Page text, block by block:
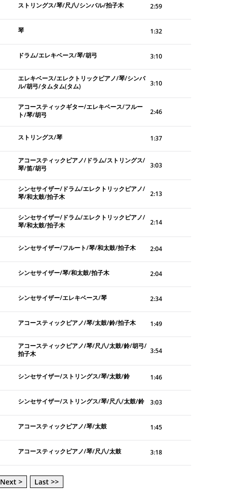
ストリングス/琴/尺八/シンバル/拍子木 2:59
琴 1:32
ドラム/エレキベース/琴/胡弓 3:10
エレキベース/エレクトリックピアノ/琴/シンバ
ル/胡弓/タムタム(タム)
3:10
アコースティックギター/エレキベース/フルー
ト/琴/胡弓
2:46
ストリングス/琴 1:37
アコースティックピアノ/ドラム/ストリングス/
琴/笛/胡弓
3:03
シンセサイザー/ドラム/エレクトリックピアノ/
琴/和太鼓/拍子木
2:13
シンセサイザー/ドラム/エレクトリックピアノ/
琴/和太鼓/拍子木
2:14
シンセサイザー/フルート/琴/和太鼓/拍子木 2:04
シンセサイザー/琴/和太鼓/拍子木 2:04
シンセサイザー/エレキベース/琴 2:34
アコースティックピアノ/琴/太鼓/鈴/拍子木 1:49
アコースティックピアノ/琴/尺八/太鼓/鈴/胡弓/
拍子木
3:54
シンセサイザー/ストリングス/琴/太鼓/鈴 1:46
シンセサイザー/ストリングス/琴/尺八/太鼓/鈴 3:03
アコースティックピアノ/琴/太鼓 1:45
アコースティックピアノ/琴/尺八/太鼓 3:18
Next >
Last >>